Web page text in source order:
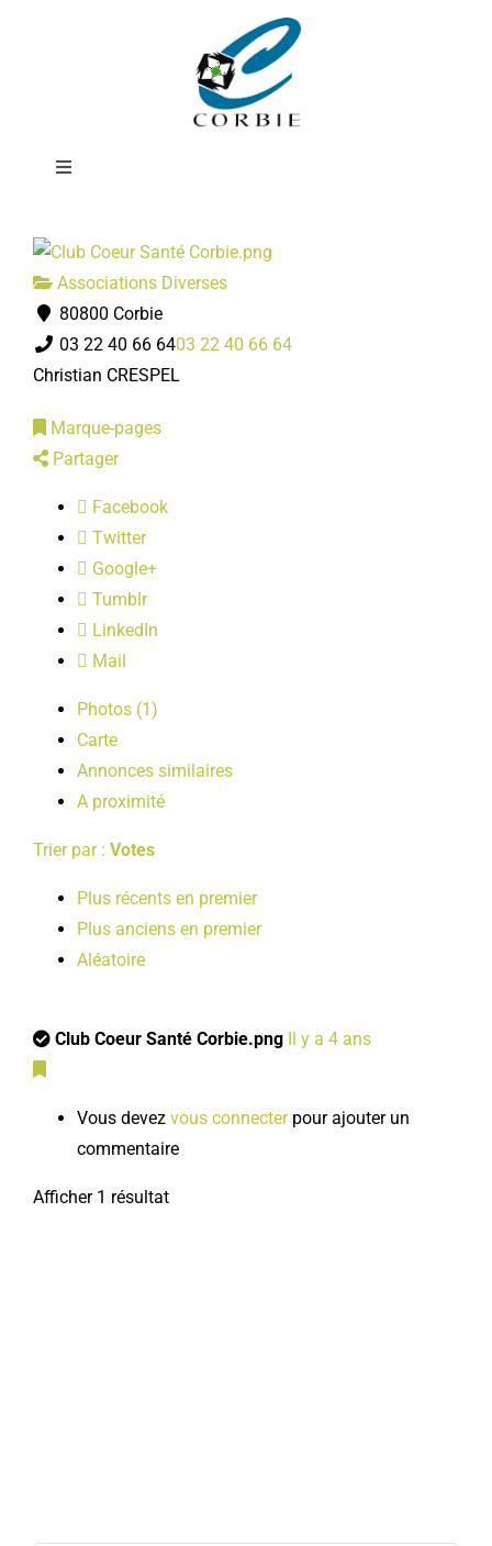
Toggle
SERVICES MUNICIPAUX
PRATIQUE
LOISIRS
PUBLICATIONS
Club coeur et
santé
Associations Diverses
80800 Corbie
03 22 40 66 6403 22 40 66 64
Christian CRESPEL
Marque-pages
Partager
Facebook
Twitter
Google+
Tumblr
LinkedIn
Mail
Photos (1)
Carte
Annonces similaires
A proximité
Trier par : Votes
Plus récents en premier
Plus anciens en premier
Aléatoire
Club Coeur Santé Corbie.png Il y a 4 ans
Vous devez vous connecterpour ajouter un
commentaire
Afficher 1 résultat